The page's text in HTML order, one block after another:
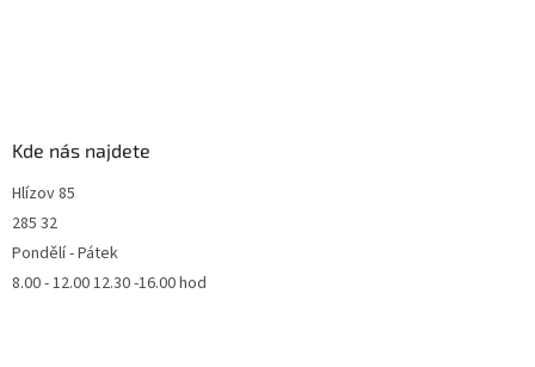
Kde nás najdete
Hlízov 85
285 32
Pondělí - Pátek
8.00 - 12.00 12.30 -16.00 hod